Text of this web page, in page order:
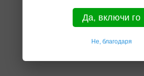
Да, включи го
Не, благодаря